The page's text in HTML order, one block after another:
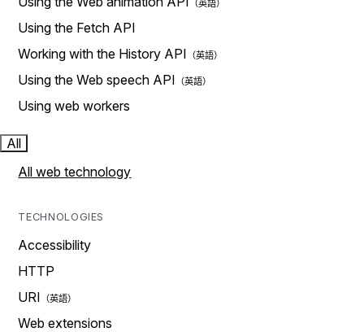
Using the Fetch API
Working with the History API
Using the Web speech API
Using web workers
All
All web technology
TECHNOLOGIES
Accessibility
HTTP
URI
Web extensions